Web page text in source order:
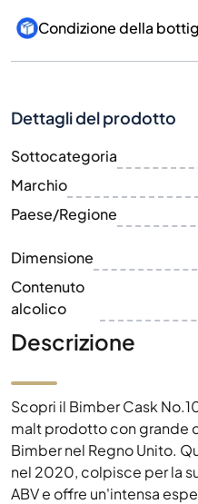
Condizione della
Dettagli del prodotto
Sottocategoria
Marchio
Paese/Regione
Dimensione
Contenuto
alcolico
Descrizione
Scopri il Bimber Cask
malt prodotto con grande
Bimber nel Regno Unito.
nel 2020, colpisce per la
ABV e offre un'intensa